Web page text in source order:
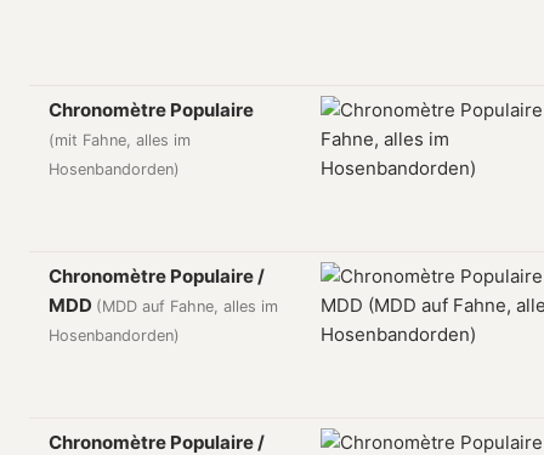
Chronomètre Populaire
(mit Fahne, alles im
Hosenbandorden)
Chronomètre Populaire /
MDD (MDD auf Fahne, alles im
Hosenbandorden)
Chronomètre Populaire /